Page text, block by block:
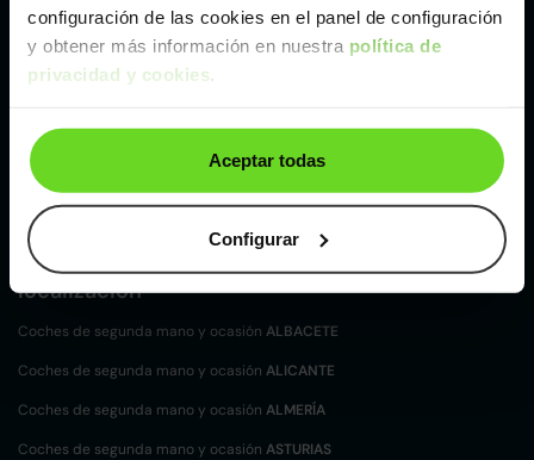
configuración de las cookies en el panel de configuración
y obtener más información en nuestra política de
privacidad y cookies
Aceptar todas
Configurar
Zaragoza
Ver Volkswagen Tiguan de segunda mano y
ocasión
Volkswagen Tiguan de segunda mano y ocasión
Coches desegunda mano y ocasión por
localización
Coches de segunda mano y ocasión ALBACETE
Coches de segunda mano y ocasión ALICANTE
Coches de segunda mano y ocasión ALMERÍA
Coches de segunda mano y ocasión ASTURIAS